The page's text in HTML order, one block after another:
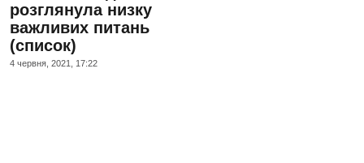
розглянула низку
важливих питань
(список)
4 червня, 2021, 17:22